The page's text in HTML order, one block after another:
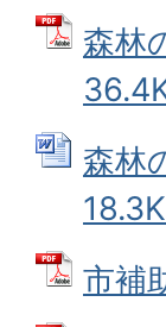
森林
森林
市補